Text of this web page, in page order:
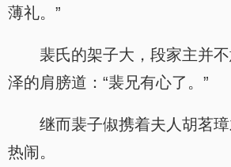
薄礼。”
裴氏的架子大，段家主并
泽的肩膀道：“裴兄有心了。”
继而裴子俶携着夫人胡茗
热闹。